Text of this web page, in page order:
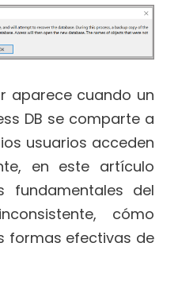
aparece cuando un
DB se comparte a
usuarios acceden
en este artículo
fundamentales del
cómo
formas efectivas de